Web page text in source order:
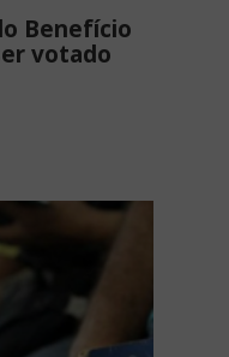
Benefício
votado